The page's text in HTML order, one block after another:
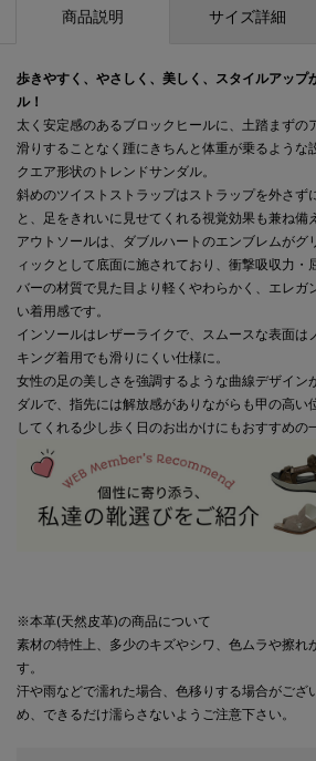
商品説明 サイズ詳細
歩きやすく、やさしく、美しく、スタイルアップ
ル！
太く安定感のあるブロックヒールに、土踏まずの
滑りすることなく踵にきちんと体重が乗るような
クエア形状のトレンドサンダル。
斜めのツイストストラップはストラップを外さず
と、足をきれいに見せてくれる視覚効果も兼ね備
アウトソールは、ダブルハートのエンブレムがグ
ィックとして底面に施されており、衝撃吸収力・
バーの材質で見た目より軽くやわらかく、エレガ
い着用感です。
インソールはレザーライクで、スムースな表面は
キング着用でも滑りにくい仕様に。
女性の足の美しさを強調するような曲線デザイン
ダルで、指先には解放感がありながらも甲の高い
してくれる少し歩く日のお出かけにもおすすめの
※本革(天然皮革)の商品について
素材の特性上、多少のキズやシワ、色ムラや擦れ
す。
汗や雨などで濡れた場合、色移りする場合がござ
め、できるだけ濡らさないようご注意下さい。